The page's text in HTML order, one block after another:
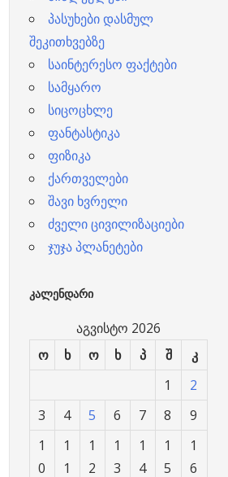
პასუხები დასმულ
შეკითხვებზე
საინტერესო ფაქტები
სამყარო
სიცოცხლე
ფანტასტიკა
ფიზიკა
ქართველები
შავი ხვრელი
ძველი ცივილიზაციები
ჯუჯა პლანეტები
ᲙᲐᲚᲔᲜᲓᲐᲠᲘ
აგვისტო 2026
ო
ხ ო ხ პ შ კ
1
2
3
4 5 6 7 8
9
1
0
1
1
1
2
1
3
1
4
1
5
1
6